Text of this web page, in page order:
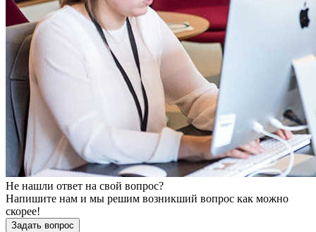
Не нашли ответ на свой вопрос?
Напишите нам и мы решим возникший вопрос как можно
скорее!
Задать вопрос